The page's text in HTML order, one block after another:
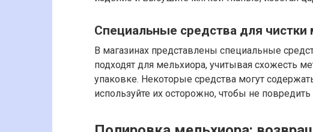
Специальные средства для чистки
В магазинах представлены специальные
подходят для мельхиора, учитывая схожесть
упаковке. Некоторые средства могут
используйте их осторожно, чтобы не повредить